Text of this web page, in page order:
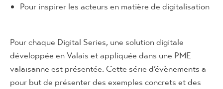
Pour inspirer les acteurs en matière de digitalisation
Pour chaque Digital Series, une solution digitale
développée en Valais et appliquée dans une PME
valaisanne est présentée. Cette série d’évènements a
pour but de présenter des exemples concrets et des